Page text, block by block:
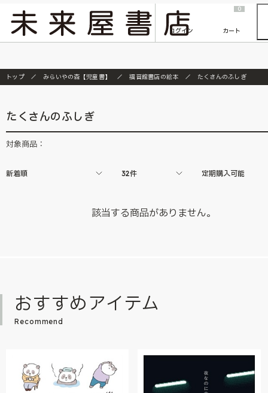
『ONE PIECE magazine 021 ONE PIECEカード付き同梱版』発売延期のご案内
ログイン
0
カート
トップ みらいやの森【児童書】 福音館書店の絵本 たくさんのふしぎ
たくさんのふしぎ
対象商品：
新着順 32件 定期購入可能
該当する商品がありません。
おすすめアイテム
Recommend